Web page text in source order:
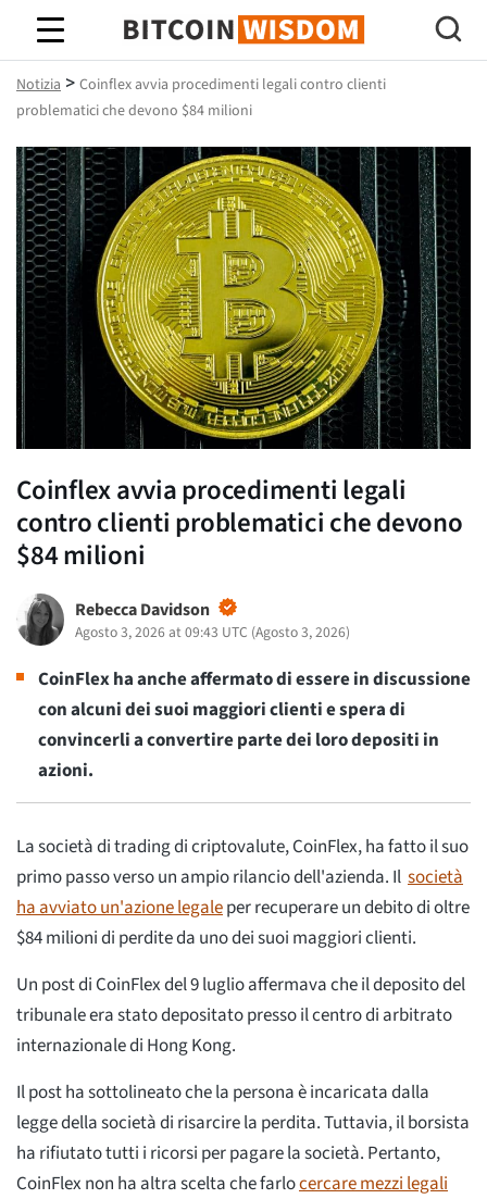
Saggezza Bitcoin
Notizia > Coinflex avvia procedimenti legali contro clienti
problematici che devono $84 milioni
Coinflex avvia procedimenti legali
contro clienti problematici che devono
$84 milioni
Rebecca Davidson
Agosto 3, 2026 at 09:43 UTC (Agosto 3, 2026)
CoinFlex ha anche affermato di essere in discussione
con alcuni dei suoi maggiori clienti e spera di
convincerli a convertire parte dei loro depositi in
azioni.
La società di trading di criptovalute, CoinFlex, ha fatto il suo
primo passo verso un ampio rilancio dell'azienda. Il società
ha avviato un'azione legaleper recuperare un debito di oltre
$84 milioni di perdite da uno dei suoi maggiori clienti.
Un post di CoinFlex del 9 luglio affermava che il deposito del
tribunale era stato depositato presso il centro di arbitrato
internazionale di Hong Kong.
Il post ha sottolineato che la persona è incaricata dalla
legge della società di risarcire la perdita. Tuttavia, il borsista
ha rifiutato tutti i ricorsi per pagare la società. Pertanto,
CoinFlex non ha altra scelta che farlocercare mezzi legali